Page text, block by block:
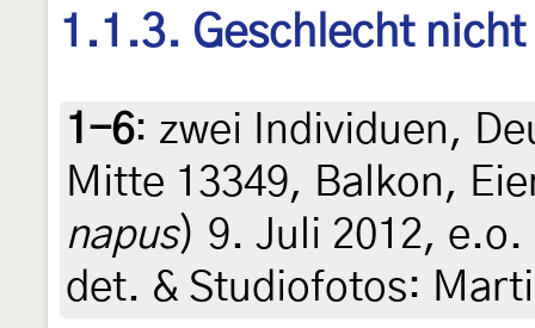
1.1.3. Geschlecht
1-6: zwei Individuen,
Mitte 13349, Balkon,
napus) 9. Juli 2012,
det. & Studiofotos: